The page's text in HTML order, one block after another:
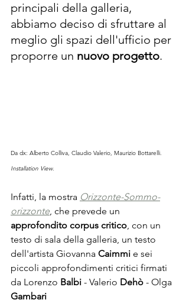
principali della galleria,
abbiamo deciso di sfruttare al
meglio gli spazi dell'ufficio per
proporre un nuovo progetto.
Da dx: Alberto Colliva, Claudio Valerio, Maurizio Bottarelli.
Installation View.
Infatti, la mostra Orizzonte-Sommo-
orizzonte, che prevede un
approfondito corpus critico, con un
testo di sala della galleria, un testo
dell'artista Giovanna Caimmi e sei
piccoli approfondimenti critici firmati
da Lorenzo Balbi - Valerio Dehò - Olga
Gambari